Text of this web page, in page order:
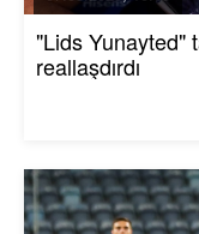
"Lids Yunayted"
reallaşdırdı